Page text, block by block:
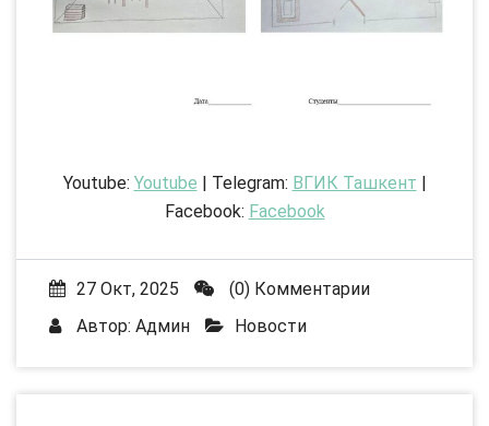
Youtube: Youtube | Telegram: ВГИК Ташкент |
Facebook: Facebook
27 Окт, 2025
(0) Комментарии
Автор: Админ Новости